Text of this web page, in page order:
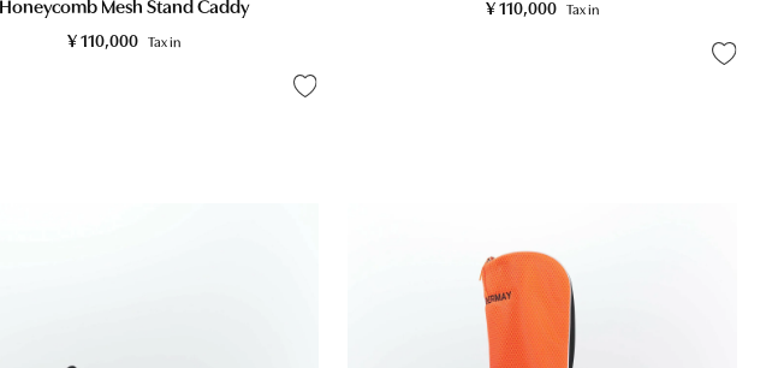
Honeycomb Mesh Stand Caddy
¥ 110,000 Tax in
¥ 110,000 Tax in